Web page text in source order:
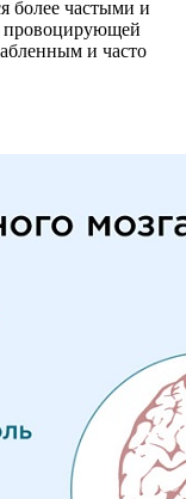
более частыми и
провоцирующей
и часто